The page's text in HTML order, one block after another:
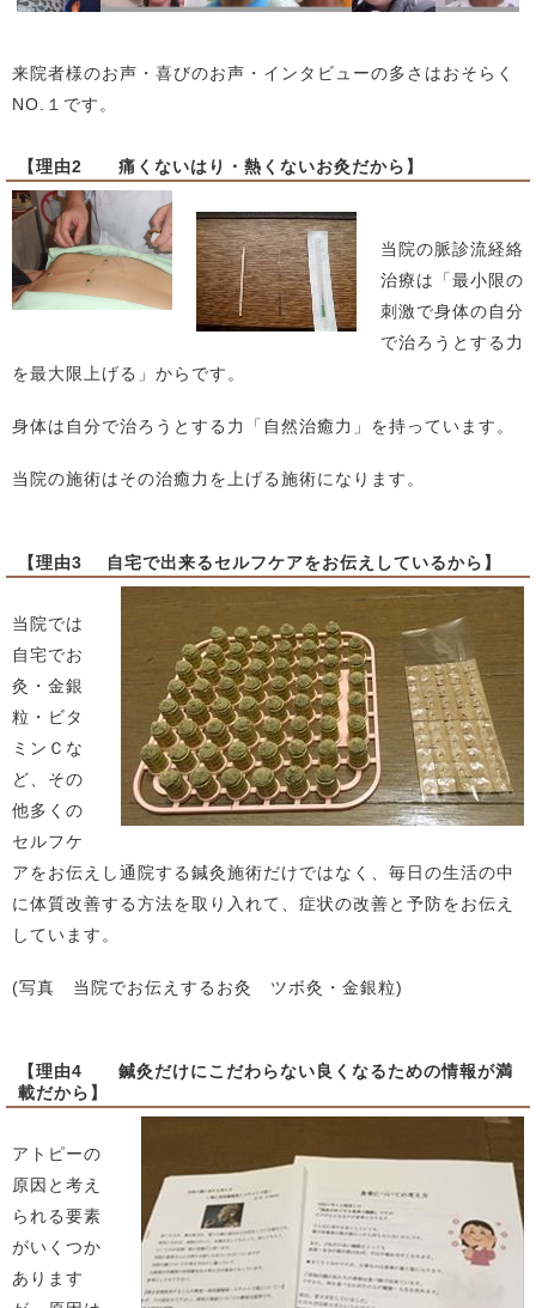
来院者様のお声・喜びのお声・インタビューの多さはおそらく
NO.１です。
【理由2 痛くないはり・熱くないお灸だから】
当院の脈診流経絡
治療は「最小限の
刺激で身体の自分
で治ろうとする力
を最大限上げる」からです。
身体は自分で治ろうとする力「自然治癒力」を持っています。
当院の施術はその治癒力を上げる施術になります。
【理由3 自宅で出来るセルフケアをお伝えしているから】
当院では
自宅でお
灸・金銀
粒・ビタ
ミンＣな
ど、その
他多くの
セルフケ
アをお伝えし通院する鍼灸施術だけではなく、毎日の生活の中
に体質改善する方法を取り入れて、症状の改善と予防をお伝え
しています。
(写真 当院でお伝えするお灸 ツボ灸・金銀粒)
【理由4 鍼灸だけにこだわらない良くなるための情報が満
載だから】
アトピーの
原因と考え
られる要素
がいくつか
あります